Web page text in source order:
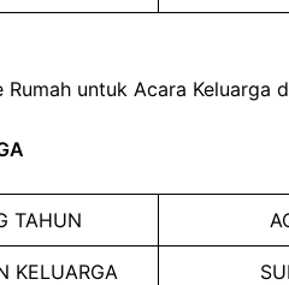
untuk Acara Keluarga
TAHUN
KELUARGA